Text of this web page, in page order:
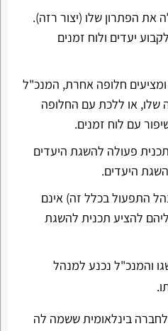
הפתרון שלו (יצור רזה).
יעדים ולוח זמנים
חלופה אחרת, המנכ"ל
שלו, או ללכת עם החלופה
עם לוח זמנים.
פעולה להשגת היעדים
היעדים.
התפעול בכלל זה) אינם
להציע תכנית להשגת
והמנכ"ל נכנע למנהל
לחברה בינלאומית ששמה לה